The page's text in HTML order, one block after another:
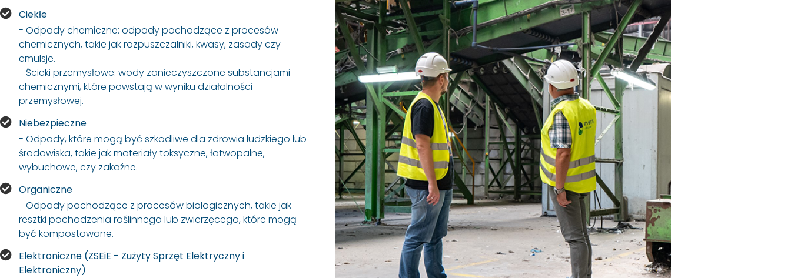
Ciekłe
- Odpady chemiczne: odpady pochodzące z procesów
chemicznych, takie jak rozpuszczalniki, kwasy, zasady czy
emulsje.
- Ścieki przemysłowe: wody zanieczyszczone substancjami
chemicznymi, które powstają w wyniku działalności
przemysłowej.
Niebezpieczne
- Odpady, które mogą być szkodliwe dla zdrowia ludzkiego lub
środowiska, takie jak materiały toksyczne, łatwopalne,
wybuchowe, czy zakaźne.
Organiczne
- Odpady pochodzące z procesów biologicznych, takie jak
resztki pochodzenia roślinnego lub zwierzęcego, które mogą
być kompostowane.
Elektroniczne (ZSEiE - Zużyty Sprzęt Elektryczny i
Elektroniczny)